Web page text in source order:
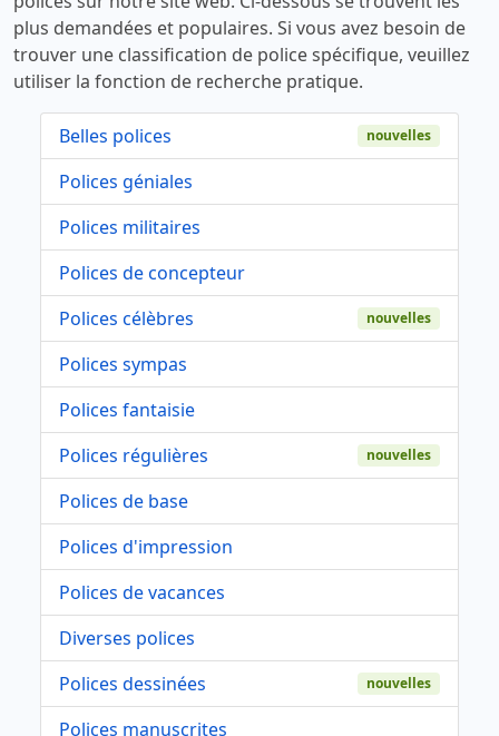
plus demandées et populaires. Si vous avez besoin de
trouver une classification de police spécifique, veuillez
utiliser la fonction de recherche pratique.
Belles polices nouvelles
Polices géniales
Polices militaires
Polices de concepteur
Polices célèbres
nouvelles
Polices sympas
Polices fantaisie
Polices régulières
nouvelles
Polices de base
Polices d'impression
Polices de vacances
Diverses polices
Polices dessinées
nouvelles
Polices manuscrites